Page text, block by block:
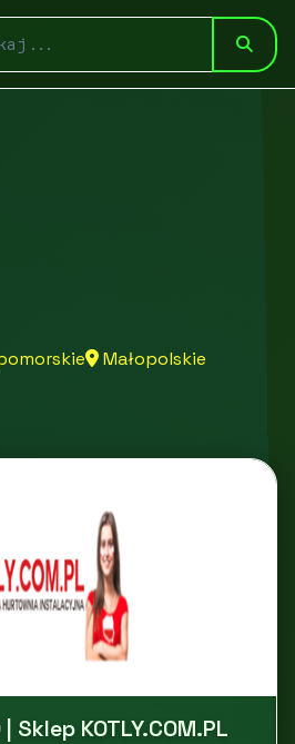
Małopolskie
Sklep KOTLY.COM.PL